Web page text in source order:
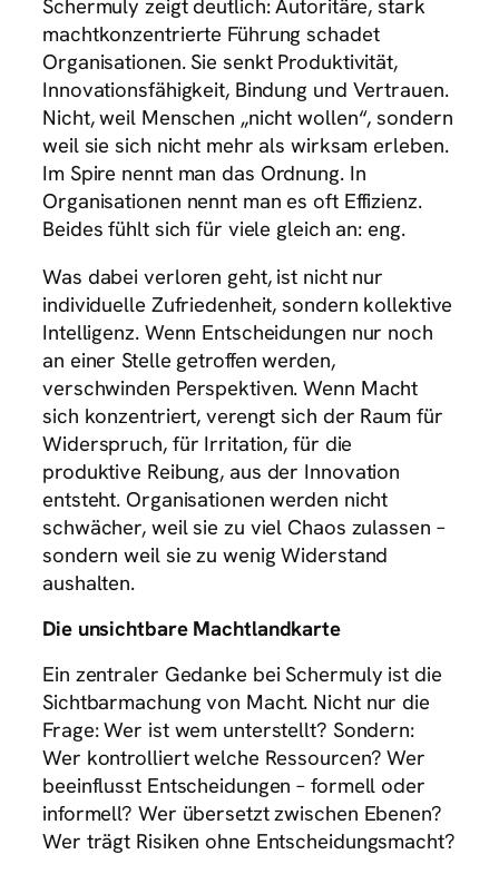
Schermuly zeigt deutlich: Autoritäre, stark
machtkonzentrierte Führung schadet
Organisationen. Sie senkt Produktivität,
Innovationsfähigkeit, Bindung und Vertrauen.
Nicht, weil Menschen „nicht wollen“, sondern
weil sie sich nicht mehr als wirksam erleben.
Im Spire nennt man das Ordnung. In
Organisationen nennt man es oft Effizienz.
Beides fühlt sich für viele gleich an: eng.
Was dabei verloren geht, ist nicht nur
individuelle Zufriedenheit, sondern kollektive
Intelligenz. Wenn Entscheidungen nur noch
an einer Stelle getroffen werden,
verschwinden Perspektiven. Wenn Macht
sich konzentriert, verengt sich der Raum für
Widerspruch, für Irritation, für die
produktive Reibung, aus der Innovation
entsteht. Organisationen werden nicht
schwächer, weil sie zu viel Chaos zulassen –
sondern weil sie zu wenig Widerstand
aushalten.
Die unsichtbare Machtlandkarte
Ein zentraler Gedanke bei Schermuly ist die
Sichtbarmachung von Macht. Nicht nur die
Frage: Wer ist wem unterstellt? Sondern:
Wer kontrolliert welche Ressourcen? Wer
beeinflusst Entscheidungen – formell oder
informell? Wer übersetzt zwischen Ebenen?
Wer trägt Risiken ohne Entscheidungsmacht?